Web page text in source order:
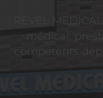
REVEL
médical,
compétents